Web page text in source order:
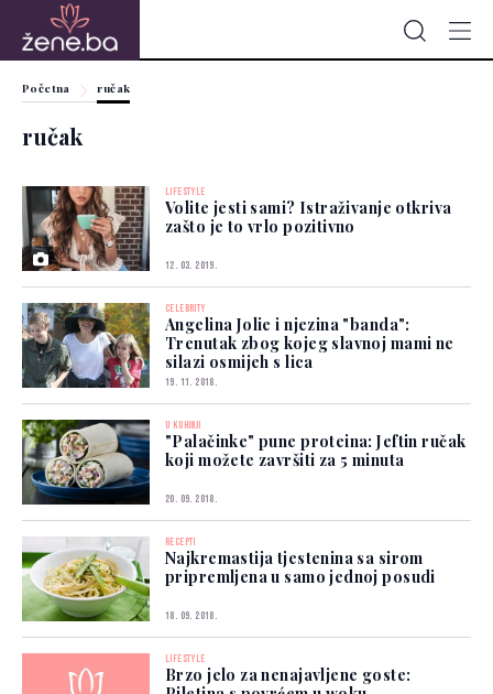
Početna ručak
ručak
LIFESTYLE
Volite jesti sami? Istraživanje otkriva
zašto je to vrlo pozitivno
12. 03. 2019.
CELEBRITY
Angelina Jolie i njezina "banda":
Trenutak zbog kojeg slavnoj mami ne
silazi osmijeh s lica
19. 11. 2018.
U KUHINJI
"Palačinke" pune proteina: Jeftin ručak
koji možete završiti za 5 minuta
20. 09. 2018.
RECEPTI
Najkremastija tjestenina sa sirom
pripremljena u samo jednoj posudi
18. 09. 2018.
LIFESTYLE
Brzo jelo za nenajavljene goste: